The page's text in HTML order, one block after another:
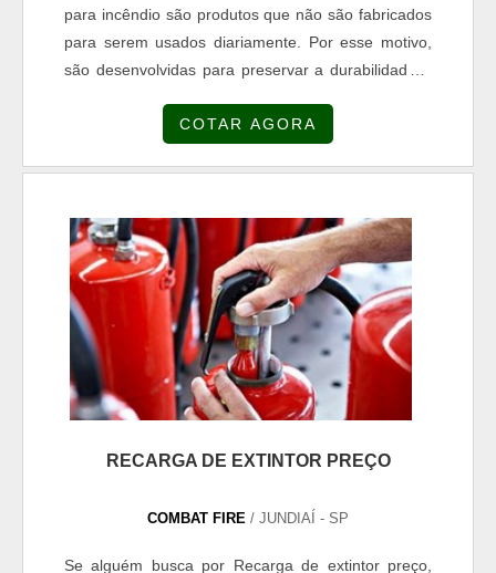
para incêndio são produtos que não são fabricados
para serem usados diariamente. Por esse motivo,
são desenvolvidas para preservar a durabilidade e
estando estocadas dentro de uma caixa de
produto dessa forma é preciso ...
COTAR AGORA
RECARGA DE EXTINTOR PREÇO
COMBAT FIRE / JUNDIAÍ - SP
Se alguém busca por Recarga de extintor preço,